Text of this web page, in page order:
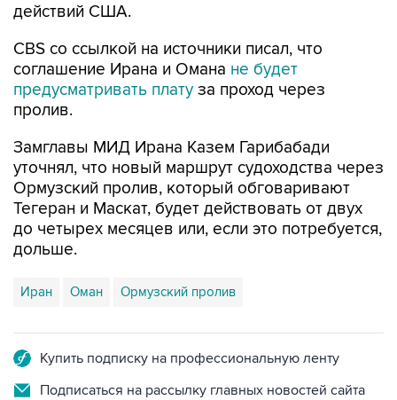
действий США.
CBS со ссылкой на источники писал, что
соглашение Ирана и Омана не будет
предусматривать плату за проход через
пролив.
Замглавы МИД Ирана Казем Гарибабади
уточнял, что новый маршрут судоходства через
Ормузский пролив, который обговаривают
Тегеран и Маскат, будет действовать от двух
до четырех месяцев или, если это потребуется,
дольше.
Иран Оман Ормузский пролив
Купить подписку на профессиональную ленту
Подписаться на рассылку главных новостей сайта